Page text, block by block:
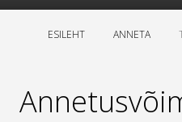
ESILEHT ANNETA